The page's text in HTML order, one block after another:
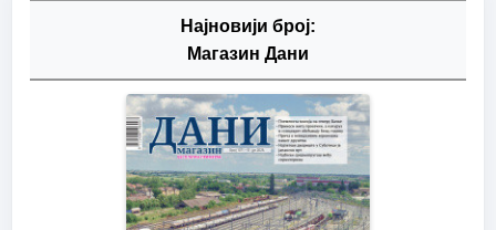
Најновији број:
Магазин Дани